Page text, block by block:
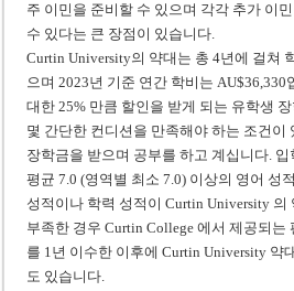
주 이민을 준비할 수 있으며 각각 추가 이
수 있다는 큰 장점이 있습니다.
Curtin University의 약대는 총 4년에 걸쳐
으며 2023년 기준 연간 학비는 AU$36,330
대한 25% 만큼 할인을 받게 되는 유학생
몇 간단한 컨디션을 만족해야 하는 조건이
장학금을 받으며 공부를 하고 계십니다.
평균 7.0 (영역별 최소 7.0) 이상의 영어 성
성적이나 학력 성적이 Curtin University 의
부족한 경우 Curtin College 에서 제공되는
를 1년 이수한 이후에 Curtin University 약
도 있습니다.